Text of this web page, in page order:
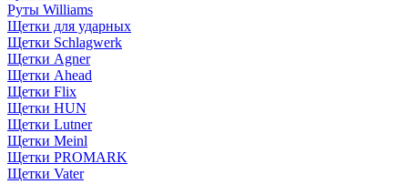
Руты Williams
Щетки для ударных
Щетки Schlagwerk
Щетки Agner
Щетки Ahead
Щетки Flix
Щетки HUN
Щетки Lutner
Щетки Meinl
Щетки PROMARK
Щетки Vater